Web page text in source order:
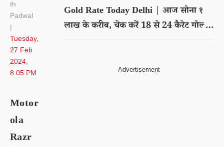
th
Padwal
|
Tuesday,
27 Feb
2024,
8.05 PM
Motor
ola
Razr
Gold Rate Today Delhi | आज सोना १
लाख के करीब, चेक करें 18 से 24 कैरेट गोल्ड
का रेट